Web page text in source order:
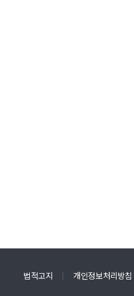
법적고지 개인정보처리방침